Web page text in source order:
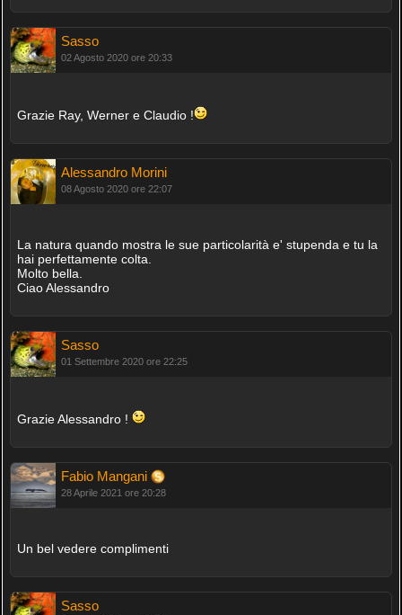
Sasso
02 Agosto 2020 ore 20:33
Grazie Ray, Werner e Claudio !
Alessandro Morini
08 Agosto 2020 ore 22:07
La natura quando mostra le sue particolarità e' stupenda e tu la
hai perfettamente colta.
Molto bella.
Ciao Alessandro
Sasso
01 Settembre 2020 ore 22:25
Grazie Alessandro !
Fabio Mangani
28 Aprile 2021 ore 20:28
Un bel vedere complimenti
Sasso